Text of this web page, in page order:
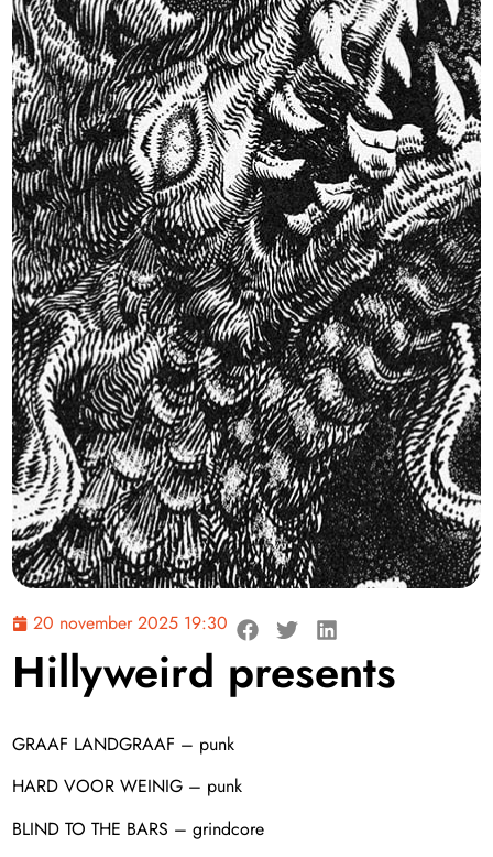
20 november 2025 19:30
Hillyweird presents
GRAAF LANDGRAAF – punk
HARD VOOR WEINIG – punk
BLIND TO THE BARS – grindcore